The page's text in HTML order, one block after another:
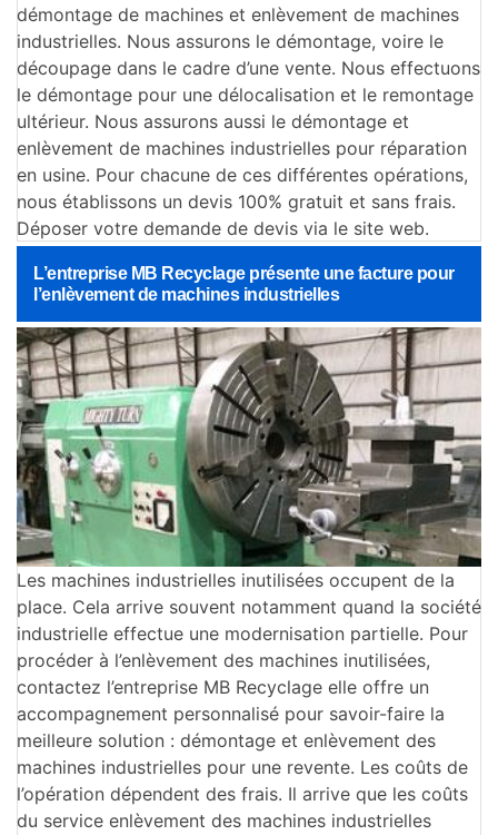
démontage de machines et enlèvement de machines
industrielles. Nous assurons le démontage, voire le
découpage dans le cadre d’une vente. Nous effectuons
le démontage pour une délocalisation et le remontage
ultérieur. Nous assurons aussi le démontage et
enlèvement de machines industrielles pour réparation
en usine. Pour chacune de ces différentes opérations,
nous établissons un devis 100% gratuit et sans frais.
Déposer votre demande de devis via le site web.
L’entreprise MB Recyclage présente une facture pour
l’enlèvement de machines industrielles
Les machines industrielles inutilisées occupent de la
place. Cela arrive souvent notamment quand la société
industrielle effectue une modernisation partielle. Pour
procéder à l’enlèvement des machines inutilisées,
contactez l’entreprise MB Recyclage elle offre un
accompagnement personnalisé pour savoir-faire la
meilleure solution : démontage et enlèvement des
machines industrielles pour une revente. Les coûts de
l’opération dépendent des frais. Il arrive que les coûts
du service enlèvement des machines industrielles